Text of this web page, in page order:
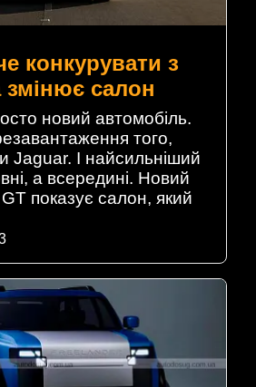
конкурувати з
змінює салон
новий автомобіль.
того,
Jaguar. І найсильніший
а всередині. Новий
показує салон, який